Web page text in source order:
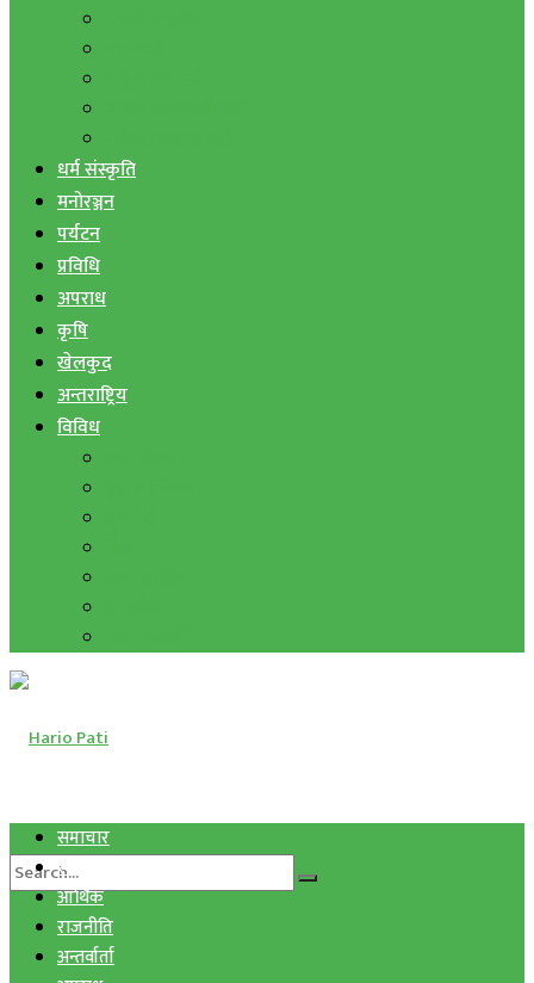
धर्म संस्कृति
मनोरञ्जन
पर्यटन
प्रविधि
अपराध
कृषि
खेलकुद
अन्तराष्ट्रिय
विविध
समाचार
स्वास्थ्य
आर्थिक
राजनीति
अन्तर्वार्ता